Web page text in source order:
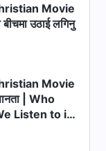
Movie
उठाई लगिनु
Movie
| Who
Listen to in